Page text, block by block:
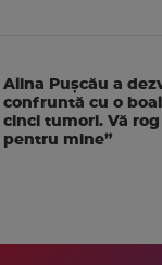
Alina Pușcău a
confruntă cu o
cinci tumori. Vă rog
pentru mine”